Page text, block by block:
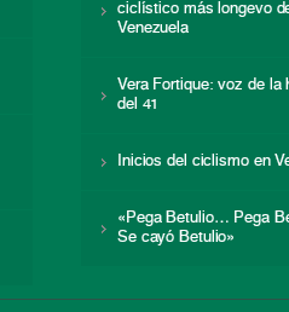
ciclístico más longevo
Venezuela
Vera Fortique: voz de la
del 41
Inicios del ciclismo en
«Pega Betulio… Pega
Se cayó Betulio»